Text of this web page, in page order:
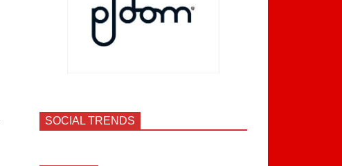
SOCIAL TRENDS